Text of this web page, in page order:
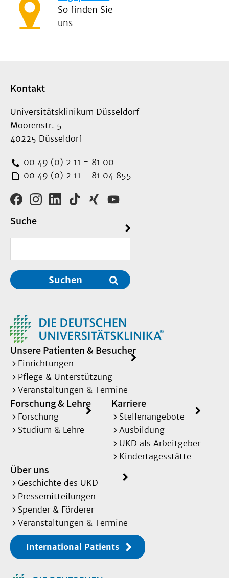
So finden Sie
uns
Kontakt
Universitätsklinikum Düsseldorf
Moorenstr. 5
40225 Düsseldorf
00 49 (0) 2 11 - 81 00
00 49 (0) 2 11 - 81 04 855
Suche
Suchen
Unsere Patienten & Besucher
Einrichtungen
Pflege & Unterstützung
Veranstaltungen & Termine
Forschung & Lehre
Forschung
Studium & Lehre
Karriere
Stellenangebote
Ausbildung
UKD als Arbeitgeber
Kindertagesstätte
Über uns
Geschichte des UKD
Pressemitteilungen
Spender & Förderer
Veranstaltungen & Termine
International Patients